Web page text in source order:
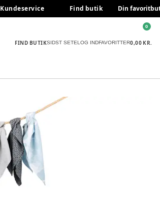
Kundeservice Find butik Din
FIND BUTIKSIDST SETELOG INDFAVORITTER0,00 KR.
0